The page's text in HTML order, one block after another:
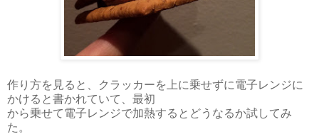
作り方を見ると、クラッカーを上に乗せずに電子レンジに
かけると書かれていて、最初
から乗せて電子レンジで加熱するとどうなるか試してみ
た。